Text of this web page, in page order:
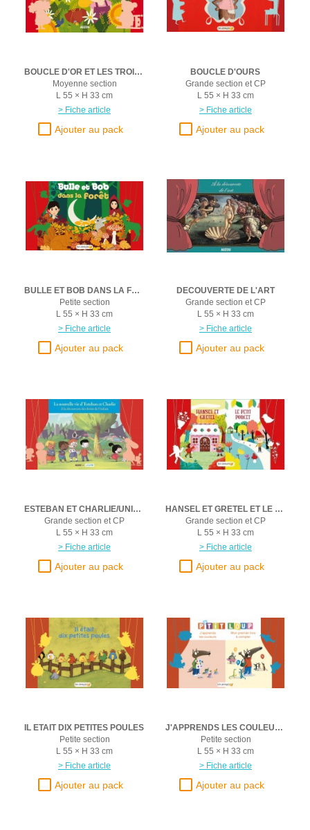
BOUCLE D'OR ET LES TROIS OURS
Moyenne section
L 55 × H 33 cm
> Fiche article
BOUCLE D'OURS
Grande section et CP
L 55 × H 33 cm
> Fiche article
BULLE ET BOB DANS LA FORET (AVEC CD)
Petite section
L 55 × H 33 cm
> Fiche article
DECOUVERTE DE L'ART
Grande section et CP
L 55 × H 33 cm
> Fiche article
ESTEBAN ET CHARLIE/UNICEF
Grande section et CP
L 55 × H 33 cm
> Fiche article
HANSEL ET GRETEL ET LE PETIT POUCET
Grande section et CP
L 55 × H 33 cm
> Fiche article
IL ETAIT DIX PETITES POULES
Petite section
L 55 × H 33 cm
> Fiche article
J'APPRENDS LES COULEURS AVEC P'TIT LOUP + MON PREMIER LIVRE A COMPTER P'TIT LOUP
Petite section
L 55 × H 33 cm
> Fiche article